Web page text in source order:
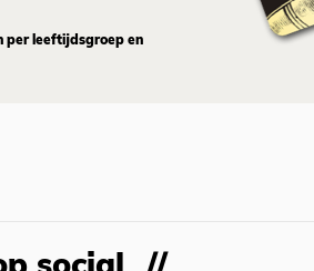
per leeftijdsgroep en